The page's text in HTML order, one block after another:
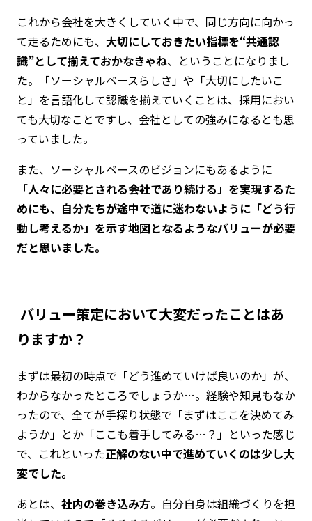
これから会社を大きくしていく中で、同じ方向に向かっ
て走るためにも、 大切にしておきたい指標を“共通認
識”として揃えておかなきゃね、ということになりまし
た。「ソーシャルベースらしさ」や「大切にしたいこ
と」を言語化して認識を揃えていくことは、採用におい
ても大切なことですし、会社としての強みになるとも思
っていました。
また、ソーシャルベースのビジョンにもあるように
「人々に必要とされる会社であり続ける」を実現するた
めにも、自分たちが途中で道に迷わないように「どう行
動し考えるか」を示す地図となるようなバリューが必要
だと思いました。
―― バリュー策定において大変だったことはあ
りますか？
まずは最初の時点で「どう進めていけば良いのか」が、
わからなかったところでしょうか…。経験や知見もなか
ったので、全てが手探り状態で「まずはここを決めてみ
ようか」とか「ここも着手してみる…？」といった感じ
で、これといった正解のない中で進めていくのは少し大
変でした。
あとは、 社内の巻き込み方。自分自身は組織づくりを担